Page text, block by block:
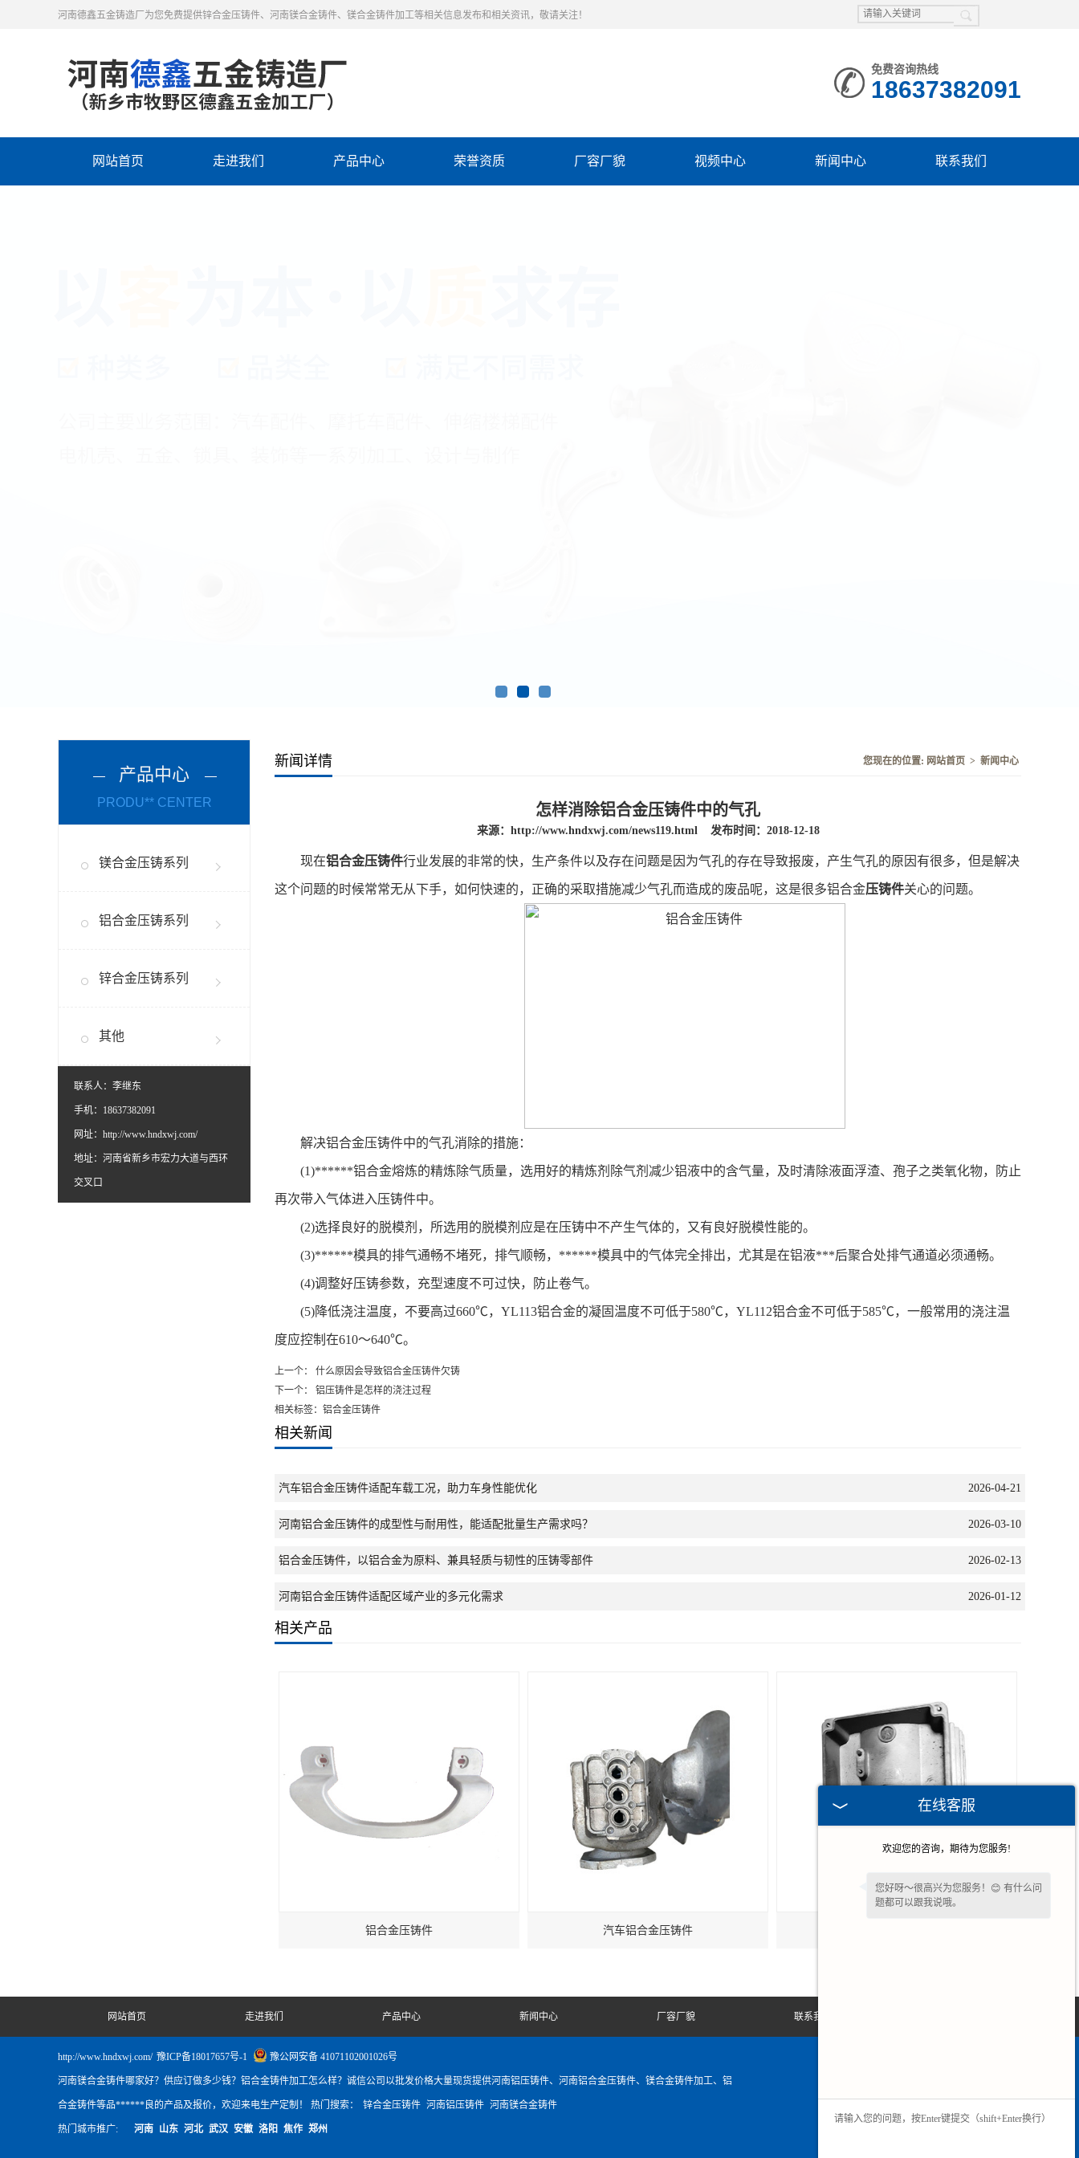
河南德鑫五金铸造厂为您免费提供锌合金压铸件、河南镁合金铸件、镁合金铸件加工等相关信息发布和相关资讯，敬请关注！
免费咨询热线
18637382091
网站首页 走进我们 产品中心 荣誉资质 厂容厂貌 视频中心 新闻中心 联系我们
产品中心
PRODU** CENTER
镁合金压铸系列
铝合金压铸系列
锌合金压铸系列
其他
联系人：李继东
手机：18637382091
网址： http://www.hndxwj.com/
地址：河南省新乡市宏力大道与西环
交叉口
新闻详情 您现在的位置: 网站首页 > 新闻中心
怎样消除铝合金压铸件中的气孔
来源： http://www.hndxwj.com/news119.html 发布时间：2018-12-18
现在铝合金压铸件行业发展的非常的快，生产条件以及存在问题是因为气孔的存在导致报废，产生气孔的原因有很多，但是解决
这个问题的时候常常无从下手，如何快速的，正确的采取措施减少气孔而造成的废品呢，这是很多铝合金压铸件关心的问题。
解决铝合金压铸件中的气孔消除的措施：
(1)******铝合金熔炼的精炼除气质量，选用好的精炼剂除气剂减少铝液中的含气量，及时清除液面浮渣、孢子之类氧化物，防止
再次带入气体进入压铸件中。
(2)选择良好的脱模剂，所选用的脱模剂应是在压铸中不产生气体的，又有良好脱模性能的。
(3)******模具的排气通畅不堵死，排气顺畅，******模具中的气体完全排出，尤其是在铝液***后聚合处排气通道必须通畅。
(4)调整好压铸参数，充型速度不可过快，防止卷气。
(5)降低浇注温度，不要高过660℃， YL113铝合金的凝固温度不可低于580℃， YL112铝合金不可低于585℃，一般常用的浇注温
度应控制在610～640℃。
上一个：
什么原因会导致铝合金压铸件欠铸
下一个：
铝压铸件是怎样的浇注过程
相关标签：铝合金压铸件
相关新闻
汽车铝合金压铸件适配车载工况，助力车身性能优化 2026-04-21
河南铝合金压铸件的成型性与耐用性，能适配批量生产需求吗？ 2026-03-10
铝合金压铸件，以铝合金为原料、兼具轻质与韧性的压铸零部件 2026-02-13
河南铝合金压铸件适配区域产业的多元化需求 2026-01-12
相关产品
铝合金压铸件 汽车铝合金压铸件
网站首页 走进我们 产品中心 新闻中心 厂容厂貌 联系我们
http://www.hndxwj.com/ 豫ICP备18017657号-1 豫公网安备 41071102001026号
河南镁合金铸件哪家好？供应订做多少钱？铝合金铸件加工怎么样？诚信公司以批发价格大量现货提供河南铝压铸件、河南铝合金压铸件、镁合金铸件加工、铝
合金铸件等品******良的产品及报价，欢迎来电生产定制！ 热门搜索： 锌合金压铸件 河南铝压铸件 河南镁合金铸件
热门城市推广: 河南 山东 河北 武汉 安徽 洛阳 焦作 郑州
在线客服
欢迎您的咨询，期待为您服务!
您好呀～很高兴为您服务！😊 有什么问
题都可以跟我说哦。